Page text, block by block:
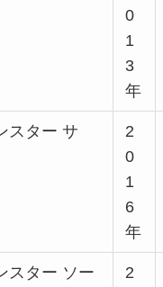
0
1
3
年
スター サ
2
0
1
6
年
スター ソー
2